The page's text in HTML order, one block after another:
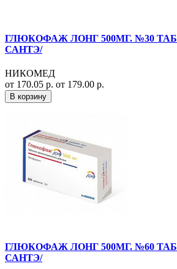
ГЛЮКОФАЖ ЛОНГ 500МГ. №30
САНТЭ/
НИКОМЕД
от 170.05 р. от 179.00 р.
В корзину
ГЛЮКОФАЖ ЛОНГ 500МГ. №60
САНТЭ/